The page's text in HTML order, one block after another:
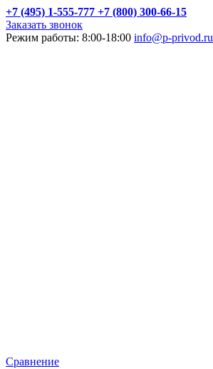
+7 (495) 1-555-777 +7 (800) 300-66-15
Заказать звонок
Режим работы: 8:00-18:00 info@p-privod.ru
Сравнение